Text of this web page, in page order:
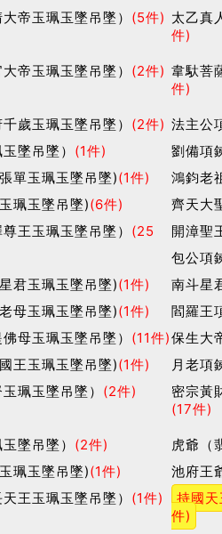
帝玉珮玉墜吊墜） (5件) 太乙真
件)
帝玉珮玉墜吊墜） (2件) 韋馱菩
件)
歲玉珮玉墜吊墜） (2件) 法主公
墜吊墜） (1件)
劉備項
單玉珮玉墜吊墜)(1件)
鴻鈞老
珮玉墜吊墜)(6件)
齊天大
王玉珮玉墜吊墜） (25
開漳聖
包公項
君玉珮玉墜吊墜)(1件)
南斗星
母玉珮玉墜吊墜)(1件)
閻羅王
母玉珮玉墜吊墜） (11件)保生大
王玉珮玉墜吊墜)(1件)
月老項
珮玉墜吊墜） (2件)
密宗黃
(17件)
墜吊墜） (2件)
虎爺（
珮玉墜吊墜)(1件)
池府王
王玉珮玉墜吊墜） (1件)
持國
件)